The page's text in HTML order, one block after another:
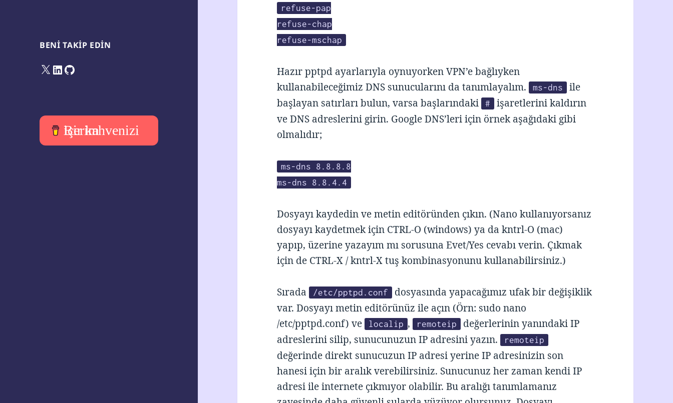
BENI TAKIP EDIN
X LinkedIn
GitHub
Bir kahvenizi içerim
refuse-pap
refuse-chap
refuse-mschap
Hazır pptpd ayarlarıyla oynuyorken VPN’e bağlıyken
kullanabileceğimiz DNS sunucularını da tanımlayalım. ms-dns
ile
başlayan satırları bulun, varsa başlarındaki #
işaretlerini kaldırın
ve DNS adreslerini girin. Google DNS’leri için örnek aşağıdaki gibi
olmalıdır;
ms-dns 8.8.8.8
ms-dns 8.8.4.4
Dosyayı kaydedin ve metin editöründen çıkın. (Nano kullanıyorsanız
dosyayı kaydetmek için CTRL-O (windows) ya da kntrl-O (mac)
yapıp, üzerine yazayım mı sorusuna Evet/Yes cevabı verin. Çıkmak
için de CTRL-X / kntrl-X tuş kombinasyonunu kullanabilirsiniz.)
Sırada /etc/pptpd.conf
dosyasında yapacağımız ufak bir değişiklik
var. Dosyayı metin editörünüz ile açın (Örn: sudo nano
/etc/pptpd.conf) ve localip , remoteip
değerlerinin yanındaki IP
adreslerini silip, sunucunuzun IP adresini yazın. remoteip
değerinde direkt sunucuzun IP adresi yerine IP adresinizin son
hanesi için bir aralık verebilirsiniz. Sunucunuz her zaman kendi IP
adresi ile internete çıkmıyor olabilir. Bu aralığı tanımlamanız